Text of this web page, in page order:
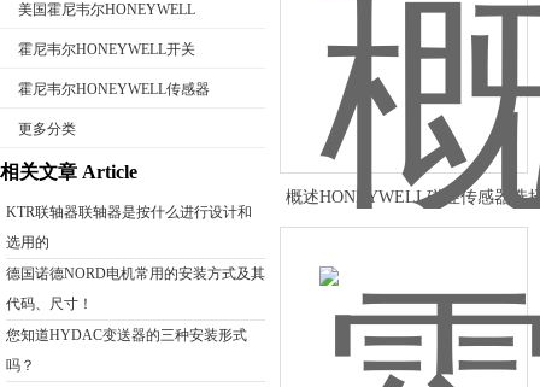
美国霍尼韦尔HONEYWELL
霍尼韦尔HONEYWELL开关
霍尼韦尔HONEYWELL传感器
更多分类
相关文章 Article
KTR联轴器联轴器是按什么进行设计和
选用的
德国诺德NORD电机常用的安装方式及其
代码、尺寸！
您知道HYDAC变送器的三种安装形式
吗？
概述HONEYWELL磁性传感器选